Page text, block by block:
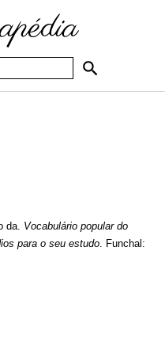
da. Vocabulário popular do
para o seu estudo. Funchal: